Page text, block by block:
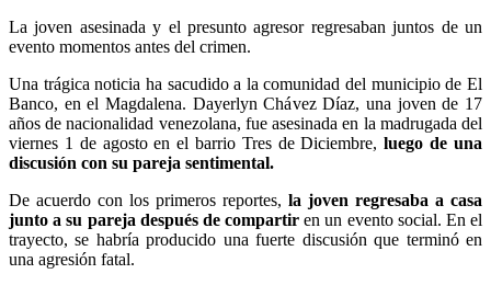
La joven asesinada y el presunto agresor regresaban juntos de un
evento momentos antes del crimen.
Una trágica noticia ha sacudido a la comunidad del municipio de El
Banco, en el Magdalena. Dayerlyn Chávez Díaz, una joven de 17
años de nacionalidad venezolana, fue asesinada en la madrugada del
viernes 1 de agosto en el barrio Tres de Diciembre, luego de una
discusión con su pareja sentimental.
De acuerdo con los primeros reportes, la joven regresaba a casa
junto a su pareja después de compartiren un evento social. En el
trayecto, se habría producido una fuerte discusión que terminó en
una agresión fatal.